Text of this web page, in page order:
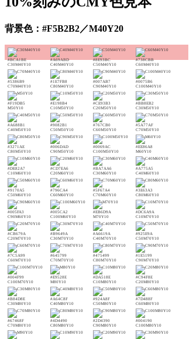
背景色：#F5B2B2／M40Y20
#BCA1BE
C30M40Y10
#A69ABD
C40M40Y10
#8E93BC
C50M40Y10
#738CBB
C60M40Y10
#5386B9
C70M40Y10
#1E7FB8
C80M40Y10
#007AB7
C90M40Y10
#0075B6
C100M40Y10
#F19DB5
M50Y10
#E198B4
C10M50Y10
#CE93B3
C20M50Y10
#BB8EB2
C30M50Y10
#A688B1
C40M50Y10
#9082B1
C50M50Y10
#767CB0
C60M50Y10
#5A77AF
C70M50Y10
#3271AE
C80M50Y10
#006DAD
C90M50Y10
#0069AC
C100M50Y10
#EE86A8
M60Y10
#DE82A7
C10M60Y10
#CD7EA6
C20M60Y10
#BA7AA6
C30M60Y10
#A775A5
C40M60Y10
#9170A5
C50M60Y10
#796CA4
C60M60Y10
#5F67A4
C70M60Y10
#3E63A3
C80M60Y10
#005FA3
C90M60Y10
#005CA2
C100M60Y10
#EB6D9A
M70Y10
#DC6A9A
C10M70Y10
#CB679A
C20M70Y10
#B9649A
C30M70Y10
#A6619A
C40M70Y10
#925E9A
C50M70Y10
#7C5A99
C60M70Y10
#645799
C70M70Y10
#475499
C80M70Y10
#1E5199
C90M70Y10
#004F99
C100M70Y10
#E9528E
M80Y10
#DA518E
C10M80Y10
#C94F8E
C20M80Y10
#B84D8E
C30M80Y10
#A64C8F
C40M80Y10
#924A8F
C50M80Y10
#7D488F
C60M80Y10
#67468F
C70M80Y10
#4D4490
C80M80Y10
#2D4390
C90M80Y10
#004190
C100M80Y10